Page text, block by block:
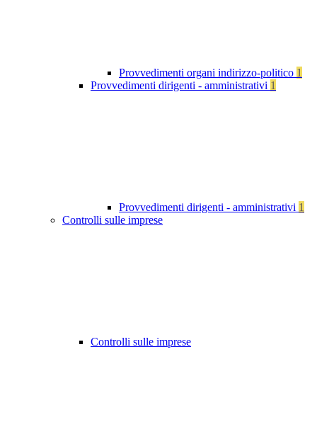
Provvedimenti organi indirizzo-politico 1
Provvedimenti dirigenti - amministrativi 1
Provvedimenti dirigenti - amministrativi 1
Controlli sulle imprese
Controlli sulle imprese